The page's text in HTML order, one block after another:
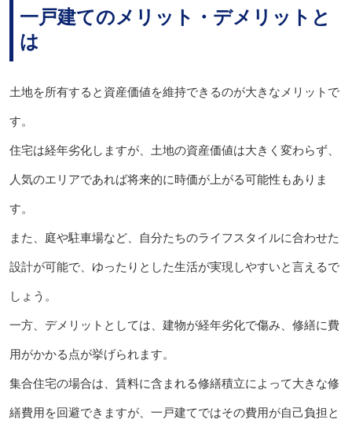
一戸建てのメリット・デメリットと
は
土地を所有すると資産価値を維持できるのが大きなメリットで
す。
住宅は経年劣化しますが、土地の資産価値は大きく変わらず、
人気のエリアであれば将来的に時価が上がる可能性もありま
す。
また、庭や駐車場など、自分たちのライフスタイルに合わせた
設計が可能で、ゆったりとした生活が実現しやすいと言えるで
しょう。
一方、デメリットとしては、建物が経年劣化で傷み、修繕に費
用がかかる点が挙げられます。
集合住宅の場合は、賃料に含まれる修繕積立によって大きな修
繕費用を回避できますが、一戸建てではその費用が自己負担と